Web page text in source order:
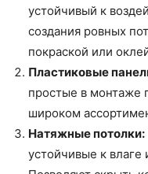
устойчивый к
создания ровных
покраской или
Пластиковые
простые в монтаже
широком
Натяжные потолки:
устойчивые к